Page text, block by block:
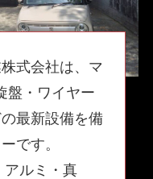
式会社は、マ
盤・ワイヤー
最新設備を備
です。
アルミ・真